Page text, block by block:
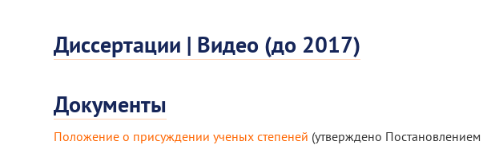
Диссертации | Видео (до 2017)
Документы
Положение о присуждении ученых степеней (утверждено